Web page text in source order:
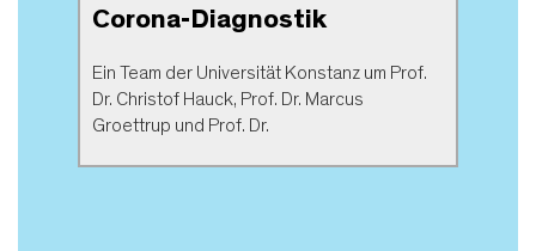
Corona-Diagnostik
Ein Team der Universität Konstanz um Prof.
Dr. Christof Hauck, Prof. Dr. Marcus
Groettrup und Prof. Dr.